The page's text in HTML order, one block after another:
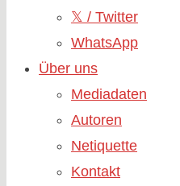
𝕏 / Twitter
WhatsApp
Über uns
Mediadaten
Autoren
Netiquette
Kontakt